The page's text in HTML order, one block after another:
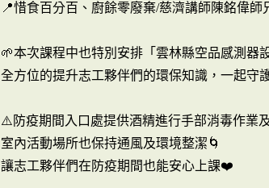
📍惜食百分百、廚餘零廢棄/慈濟講師陳銘偉師
🌱本次課程中也特別安排「雲林縣空品感測器
全方位的提升志工夥伴們的環保知識，一起守
⚠️防疫期間入口處提供酒精進行手部消毒作業
室內活動場所也保持通風及環境整潔🌀
讓志工夥伴們在防疫期間也能安心上課❤️